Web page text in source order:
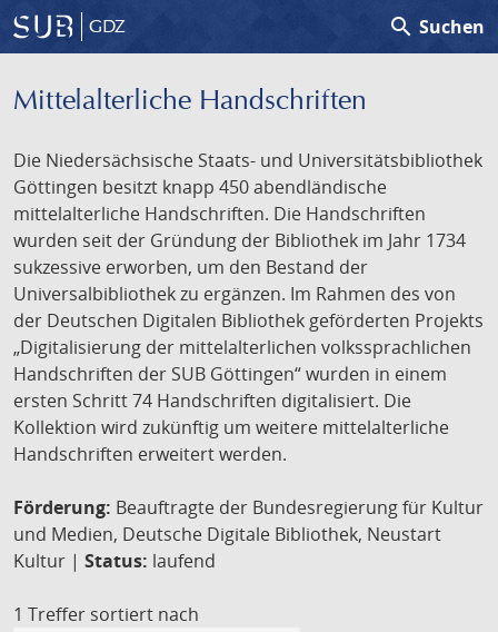
GDZ search Suchen
Mittelalterliche Handschriften
Die Niedersächsische Staats- und Universitätsbibliothek
Göttingen besitzt knapp 450 abendländische
mittelalterliche Handschriften. Die Handschriften
wurden seit der Gründung der Bibliothek im Jahr 1734
sukzessive erworben, um den Bestand der
Universalbibliothek zu ergänzen. Im Rahmen des von
der Deutschen Digitalen Bibliothek geförderten Projekts
„Digitalisierung der mittelalterlichen volkssprachlichen
Handschriften der SUB Göttingen“ wurden in einem
ersten Schritt 74 Handschriften digitalisiert. Die
Kollektion wird zukünftig um weitere mittelalterliche
Handschriften erweitert werden.
Förderung: Beauftragte der Bundesregierung für Kultur
und Medien, Deutsche Digitale Bibliothek, Neustart
Kultur | Status: laufend
1 Treffer sortiert nach